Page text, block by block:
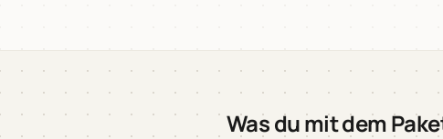
Was du mit dem